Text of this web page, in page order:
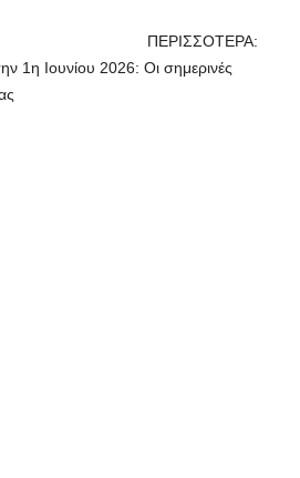
ΠΕΡΙΣΣΟΤΕΡΑ:
1η Ιουνίου 2026: Οι σημερινές